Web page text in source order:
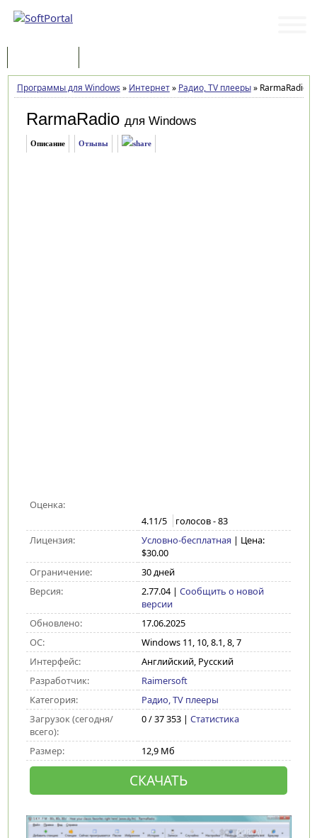
Программы для Windows » Интернет» Радио, TV плееры»RarmaRadio
RarmaRadio для Windows
Описание Отзывы
Оценка:
4.11/5 голосов -83
Лицензия:
Условно-бесплатная | Цена:
$30.00
Ограничение:
30 дней
Версия:
2.77.04| Сообщить о новой
версии
Обновлено:
17.06.2025
ОС:
Windows 11, 10, 8.1, 8, 7
Интерфейс:
Английский, Русский
Разработчик:
Raimersoft
Категория:
Радио, TV плееры
Загрузок (сегодня/
всего):
0 / 37 353 | Статистика
Размер: 12,9 Мб
СКАЧАТЬ